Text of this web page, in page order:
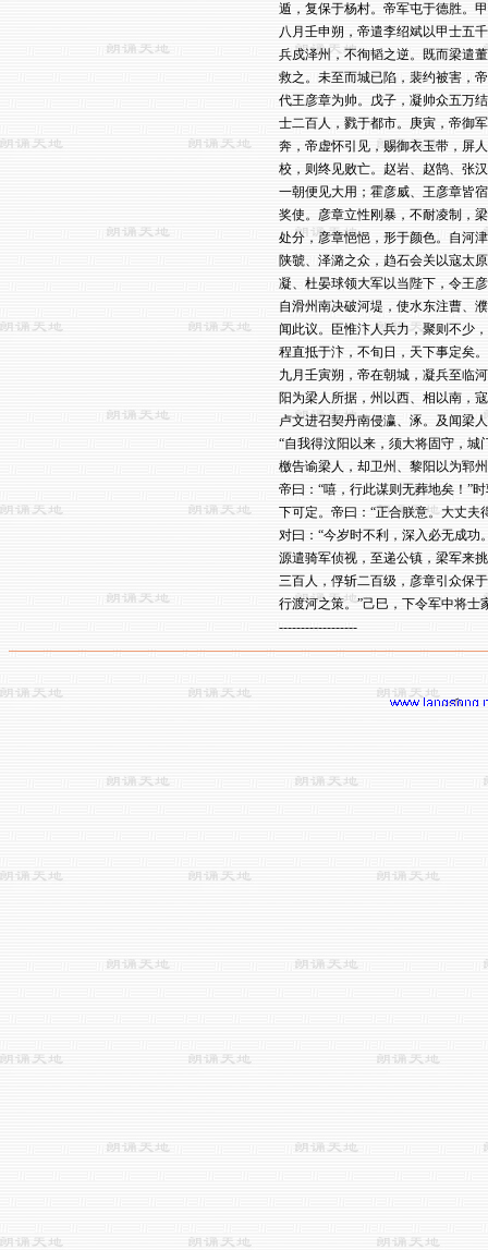
遁，复保于杨村。帝军屯于德胜。
八月壬申朔，帝遣李绍斌以甲士五
兵戍泽州，不徇韬之逆。既而梁遣
救之。未至而城已陷，裴约被害，
代王彦章为帅。戊子，凝帅众五万
士二百人，戮于都市。庚寅，帝御
奔，帝虚怀引见，赐御衣玉带，屏
校，则终见败亡。赵岩、赵鹄、张
一朝便见大用；霍彦威、王彦章皆
奖使。彦章立性刚暴，不耐凌制，
处分，彦章悒悒，形于颜色。自河
陕虢、泽潞之众，趋石会关以寇太
凝、杜晏球领大军以当陛下，令王
自滑州南决破河堤，使水东注曹、
闻此议。臣惟汴人兵力，聚则不少
程直抵于汴，不旬日，天下事定矣
九月壬寅朔，帝在朝城，凝兵至临
阳为梁人所据，州以西、相以南，
卢文进召契丹南侵瀛、涿。及闻梁
“自我得汶阳以来，须大将固守，
檄告谕梁人，却卫州、黎阳以为郓
帝曰：“嘻，行此谋则无葬地矣！”
下可定。帝曰：“正合朕意。大丈夫
对曰：“今岁时不利，深入必无成功
源遣骑军侦视，至递公镇，梁军来
三百人，俘斩二百级，彦章引众保
行渡河之策。”己巳，下令军中将士